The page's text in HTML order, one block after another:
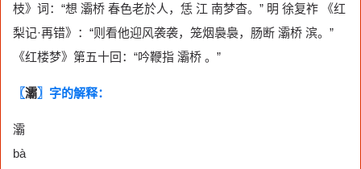
枝》词：“想 灞桥 春色老於人，恁 江 南梦杳。” 明 徐复祚 《红
梨记·再错》：“则看他迎风袭袭，笼烟裊裊，肠断 灞桥 滨。”
《红楼梦》第五十回：“吟鞭指 灞桥 。”
〖灞〗字的解释：
灞
bà